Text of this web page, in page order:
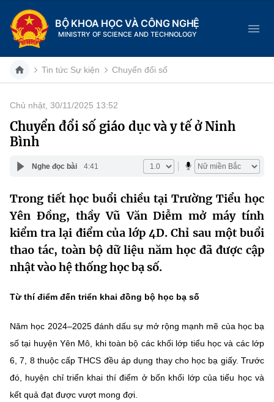
BỘ KHOA HỌC VÀ CÔNG NGHỆ
MINISTRY OF SCIENCE AND TECHNOLOGY
Danh mục
Trang chủ
Giới thiệu
Chức năng nhiệm vụ
Cơ cấu tổ chức
Lịch sử phát triển
Sở Khoa học và Công nghệ
Tin tức sự kiện
Khoa học và Công nghệ
Đổi mới sáng tạo
Chuyển đổi số
Bưu chính, Viễn thông
Tiêu chuẩn, đo lường, chất lượng
Dịch vụ công
Hệ thống văn bản
Lấy ý kiến người dân về dự thảo VBQPPL
Khoa học và Công nghệ
Đổi mới sáng tạo
Multimedia
Khác
Tin tức Sự kiện Chuyển đổi số
Chủ nhật, 30/11/2025 13:52
Chuyển đổi số giáo dục và y tế ở Ninh
Bình
Nghe đọc bài 4:41
Trong tiết học buổi chiều tại Trường Tiểu học
Yên Đồng, thầy Vũ Văn Diễm mở máy tính
kiểm tra lại điểm của lớp 4D. Chỉ sau một buổi
thao tác, toàn bộ dữ liệu năm học đã được cập
nhật vào hệ thống học bạ số.
Từ thí điểm đến triển khai đồng bộ học bạ số
Năm học 2024–2025 đánh dấu sự mở rộng mạnh mẽ của học bạ
số tại huyện Yên Mô, khi toàn bộ các khối lớp tiểu học và các lớp
6, 7, 8 thuộc cấp THCS đều áp dụng thay cho học bạ giấy. Trước
đó, huyện chỉ triển khai thí điểm ở bốn khối lớp của tiểu học và
kết quả đạt được vượt mong đợi.